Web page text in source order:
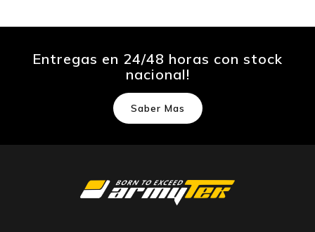
Entregas en 24/48 horas con stock
nacional!
Saber Mas